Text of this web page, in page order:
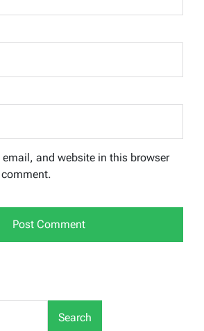
email, and website in this browser
Search